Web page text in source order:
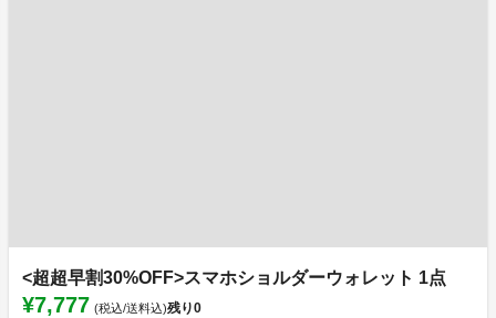
<超超早割30%OFF>スマホショルダーウォレット 1点
¥7,777 (税込/送料込)残り0